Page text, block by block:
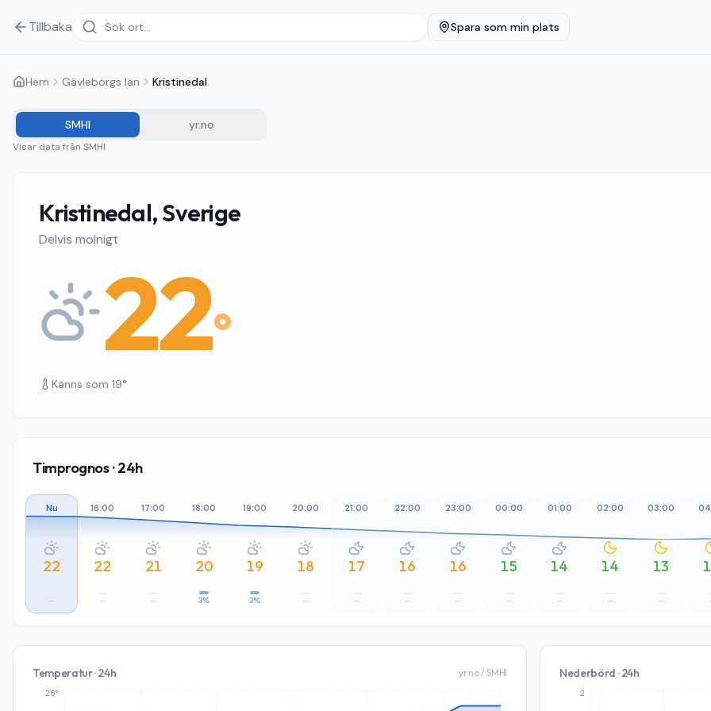
Tillbaka Spara som min plats
Hem Gävleborgs län Kristinedal
SMHI yr.no
Visar data från SMHI
Kristinedal, Sverige
Delvis molnigt
22°
Känns som 19°
Timprognos · 24h
Nu
22
–
16:00
22
–
17:00
21
–
18:00
20
3%
19:00
19
3%
20:00
18
–
21:00
17
–
22:00
16
–
23:00
16
–
00:00
15
–
01:00
14
–
02:00
14
–
03:00
13
–
Temperatur · 24h yr.no / SMHI
25°
Nederbörd · 24h
2